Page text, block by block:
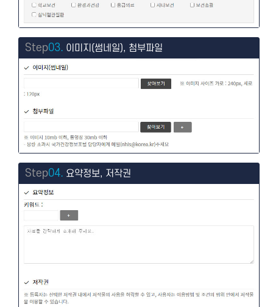
Step03. 이미지(썸네일), 첨부파일
Step04. 요약정보, 저작권